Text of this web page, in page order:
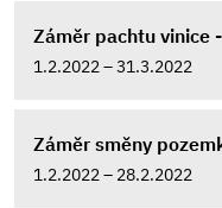
Záměr pachtu vinice
1.2.2022 – 31.3.2022
Záměr směny
1.2.2022 – 28.2.2022